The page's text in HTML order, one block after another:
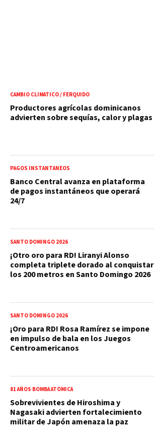
CAMBIO CLIMÁTICO / FERQUIDO
Productores agrícolas dominicanos
advierten sobre sequías, calor y plagas
PAGOS INSTANTÁNEOS
Banco Central avanza en plataforma
de pagos instantáneos que operará
24/7
SANTO DOMINGO 2026
¡Otro oro para RD! Liranyi Alonso
completa triplete dorado al conquistar
los 200 metros en Santo Domingo 2026
SANTO DOMINGO 2026
¡Oro para RD! Rosa Ramírez se impone
en impulso de bala en los Juegos
Centroamericanos
81 AÑOS BOMBA ATÓMICA
Sobrevivientes de Hiroshima y
Nagasaki advierten fortalecimiento
militar de Japón amenaza la paz